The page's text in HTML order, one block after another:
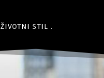
ŽIVOTNI STIL